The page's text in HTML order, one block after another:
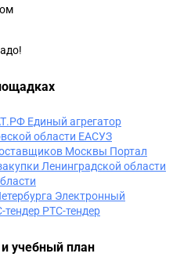
Единый агрегатор
ЕАСУЗ
Портал
Электронный
РТС-тендер
учебный план